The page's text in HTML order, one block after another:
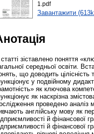
1.pdf
Завантажити
зіставлено поняття
середньої освіти.
що доводить цілісність
у подвійному
як ключова
як наскрізна
проведено аналіз
англійську мову як
й фінансової
й фінансової